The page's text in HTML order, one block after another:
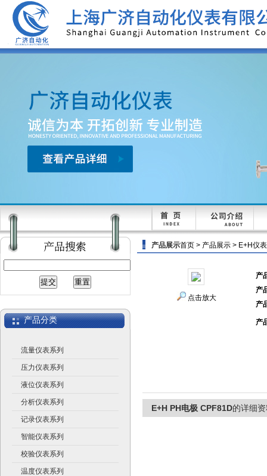
上海广济自动化仪表有限公司
产品分类
流量仪表系列
压力仪表系列
液位仪表系列
分析仪表系列
记录仪表系列
智能仪表系列
校验仪表系列
温度仪表系列
产品展示首页 > 产品展示 > E+H仪表
点击放大
产
产
产
产
E+H PH电极 CPF81D的详细